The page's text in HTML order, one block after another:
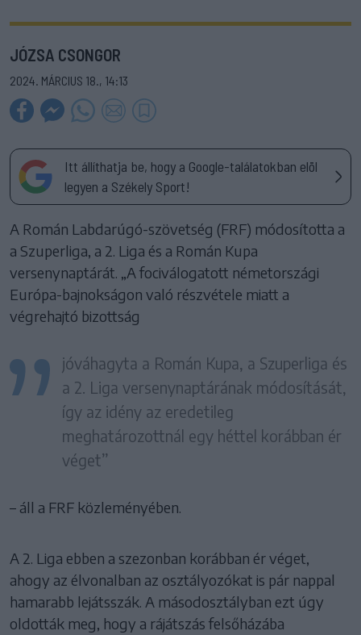
JÓZSA CSONGOR
2024. MÁRCIUS 18., 14:13
Itt állíthatja be, hogy a Google-találatokban elöl
legyen a Székely Sport!
A Román Labdarúgó-szövetség (FRF) módosította a
a Szuperliga, a 2. Liga és a Román Kupa
versenynaptárát. „A fociválogatott németországi
Európa-bajnokságon való részvétele miatt a
végrehajtó bizottság
jóváhagyta a Román Kupa, a Szuperliga és
a 2. Liga versenynaptárának módosítását,
így az idény az eredetileg
meghatározottnál egy héttel korábban ér
véget”
– áll a FRF közleményében.
A 2. Liga ebben a szezonban korábban ér véget,
ahogy az élvonalban az osztályozókat is pár nappal
hamarabb lejátsszák. A másodosztályban ezt úgy
oldották meg, hogy a rájátszás felsőházába